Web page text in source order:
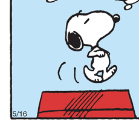
Tecnologia
Internet
Scienza
Cultura
Economia
Sport